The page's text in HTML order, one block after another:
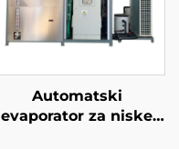
Automatski
evaporator za niske